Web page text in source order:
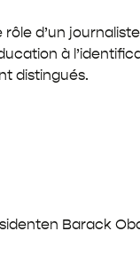
d’un
à
distingués.
Barack